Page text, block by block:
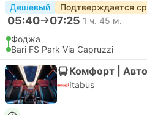
Дешевый Подтверждается
05:40 07:25 1 ч. 45 м.
Фоджа
Bari FS Park Via Capruzzi
Комфорт |
Itabus